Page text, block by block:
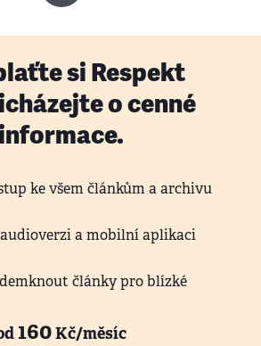
si Respekt
o cenné
informace.
ke všem článkům a archivu
a mobilní aplikaci
články pro blízké
160Kč/měsíc